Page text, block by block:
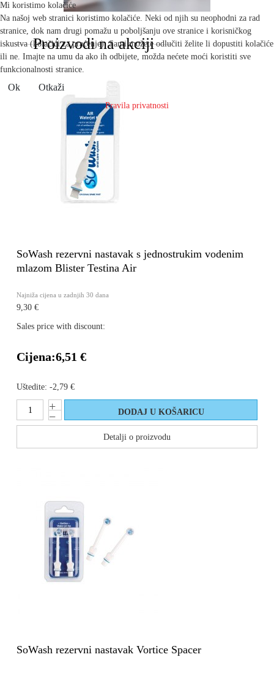
Proizvodi na akciji
SoWash rezervni nastavak s jednostrukim vodenim
mlazom Blister Testina Air
Najniža cijena u zadnjih 30 dana
9,30 €
Sales price with discount:
Cijena:6,51 €
Uštedite: -2,79 €
Detalji o proizvodu
SoWash rezervni nastavak Vortice Spacer
Mi koristimo kolačiće
Na našoj web stranici koristimo kolačiće. Neki od njih su neophodni za rad
stranice, dok nam drugi pomažu u poboljšanju ove stranice i korisničkog
iskustva (kolačići za praćenje). Sami možete odlučiti želite li dopustiti kolačiće
ili ne. Imajte na umu da ako ih odbijete, možda nećete moći koristiti sve
funkcionalnosti stranice.
Ok Otkaži
Pravila privatnosti